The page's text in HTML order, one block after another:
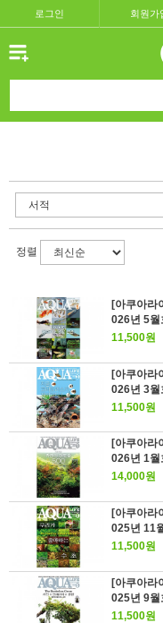
로그인 회원가
정렬
[아쿠아라
026년 5월
26년 메다
11,500원
[아쿠아라
026년 3월
금 코리도
11,500원
[아쿠아라
026년 1월
라신 대도
14,000원
[아쿠아라
025년 11
우리들이
11,500원
[아쿠아라
025년 9월
루다리움이
11,500원